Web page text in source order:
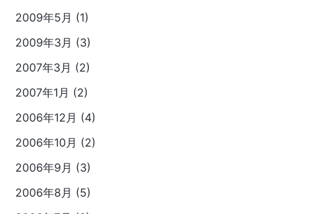
2009年5月 (1)
2009年3月 (3)
2007年3月 (2)
2007年1月 (2)
2006年12月 (4)
2006年10月 (2)
2006年9月 (3)
2006年8月 (5)